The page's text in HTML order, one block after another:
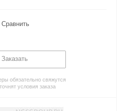
Сравнить
Заказать
обязательно свяжутся
условия заказа